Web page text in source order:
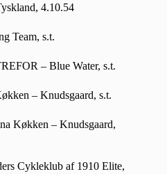
4.10.54
Team, s.t.
– Blue Water, s.t.
– Knudsgaard, s.t.
Køkken – Knudsgaard,
Cykleklub af 1910 Elite,